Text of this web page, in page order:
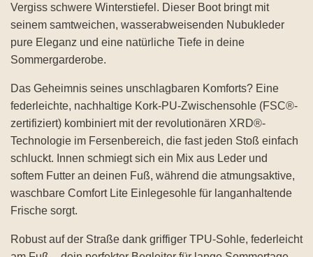
Vergiss schwere Winterstiefel. Dieser Boot bringt mit
seinem samtweichen, wasserabweisenden Nubukleder
pure Eleganz und eine natürliche Tiefe in deine
Sommergarderobe.
Das Geheimnis seines unschlagbaren Komforts? Eine
federleichte, nachhaltige Kork-PU-Zwischensohle (FSC®-
zertifiziert) kombiniert mit der revolutionären XRD®-
Technologie im Fersenbereich, die fast jeden Stoß einfach
schluckt. Innen schmiegt sich ein Mix aus Leder und
softem Futter an deinen Fuß, während die atmungsaktive,
waschbare Comfort Lite Einlegesohle für langanhaltende
Frische sorgt.
Robust auf der Straße dank griffiger TPU-Sohle, federleicht